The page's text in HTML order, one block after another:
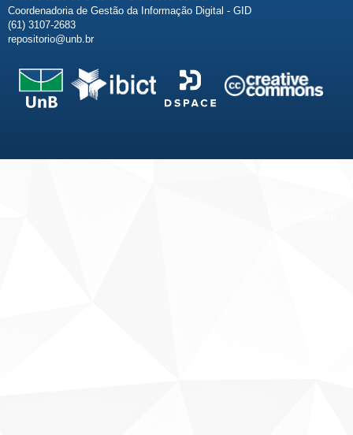
Coordenadoria de Gestão da Informação Digital - GID
(61) 3107-2683
repositorio@unb.br